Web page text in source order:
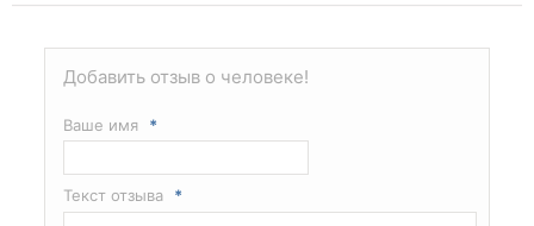
Добавить отзыв о человеке!
Ваше имя *
Текст отзыва *